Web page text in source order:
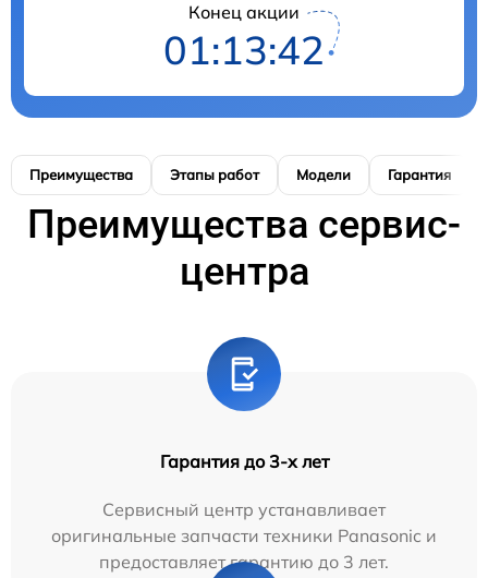
Конец акции
01:13:41
Преимущества Этапы работ Модели Гарантия
Преимущества сервис-
центра
Гарантия до 3-х лет
Сервисный центр устанавливает
оригинальные запчасти техники Panasonic и
предоставляет гарантию до 3 лет.